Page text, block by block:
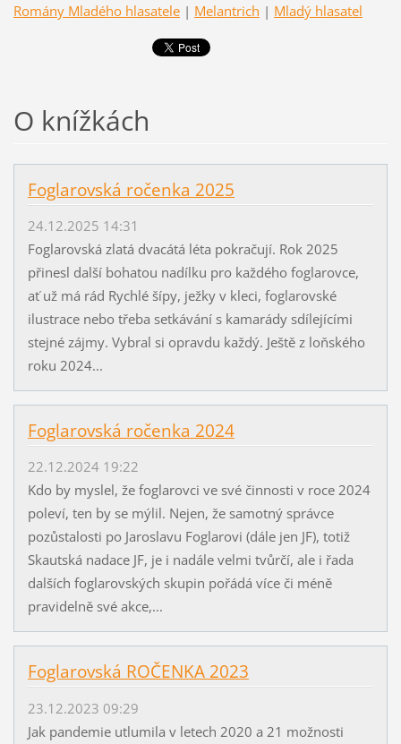
Romány Mladého hlasatele | Melantrich | Mladý hlasatel
O knížkách
Foglarovská ročenka 2025
24.12.2025 14:31
Foglarovská zlatá dvacátá léta pokračují. Rok 2025
přinesl další bohatou nadílku pro každého foglarovce,
ať už má rád Rychlé šípy, ježky v kleci, foglarovské
ilustrace nebo třeba setkávání s kamarády sdílejícími
stejné zájmy. Vybral si opravdu každý. Ještě z loňského
roku 2024...
Foglarovská ročenka 2024
22.12.2024 19:22
Kdo by myslel, že foglarovci ve své činnosti v roce 2024
poleví, ten by se mýlil. Nejen, že samotný správce
pozůstalosti po Jaroslavu Foglarovi (dále jen JF), totiž
Skautská nadace JF, je i nadále velmi tvůrčí, ale i řada
dalších foglarovských skupin pořádá více či méně
pravidelně své akce,...
Foglarovská ROČENKA 2023
23.12.2023 09:29
Jak pandemie utlumila v letech 2020 a 21 možnosti